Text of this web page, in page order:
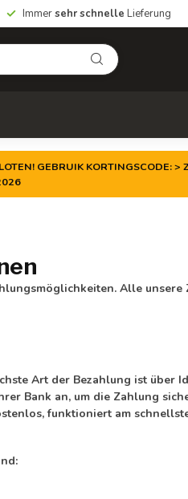
Immersehr schnelle Lieferung
GEBRUIK KORTINGSCODE:
Alle
Art der Bezahlung ist über
Bank an, um die Zahlung
funktioniert am